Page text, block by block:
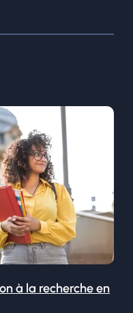
à la recherche en